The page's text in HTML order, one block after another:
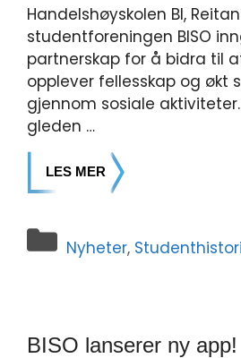
Handelshøyskolen BI,
studentforeningen BISO
partnerskap for å bidra til
opplever fellesskap og økt
gjennom sosiale
gleden …
LES MER
Nyheter,
BISO lanserer ny app!